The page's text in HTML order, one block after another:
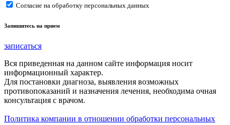
Согласие на обработку персональных данных
Запишитесь на прием
записаться
Вся приведенная на данном сайте информация носит
информационный характер.
Для постановки диагноза, выявления возможных
противопоказаний и назначения лечения, необходима очная
консультация с врачом.
Политика компании в отношении обработки персональных